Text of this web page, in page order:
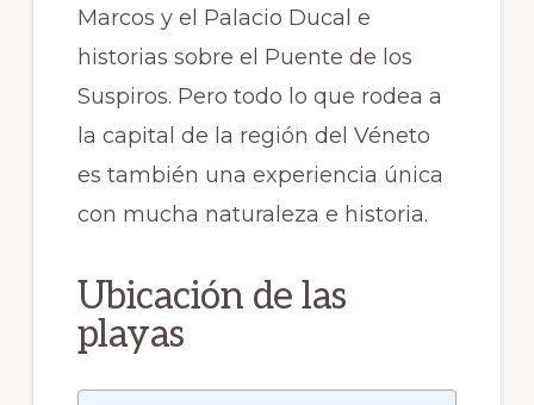
Marcos y el Palacio Ducal e
historias sobre el Puente de los
Suspiros. Pero todo lo que rodea a
la capital de la región del Véneto
es también una experiencia única
con mucha naturaleza e historia.
Ubicación de las
playas